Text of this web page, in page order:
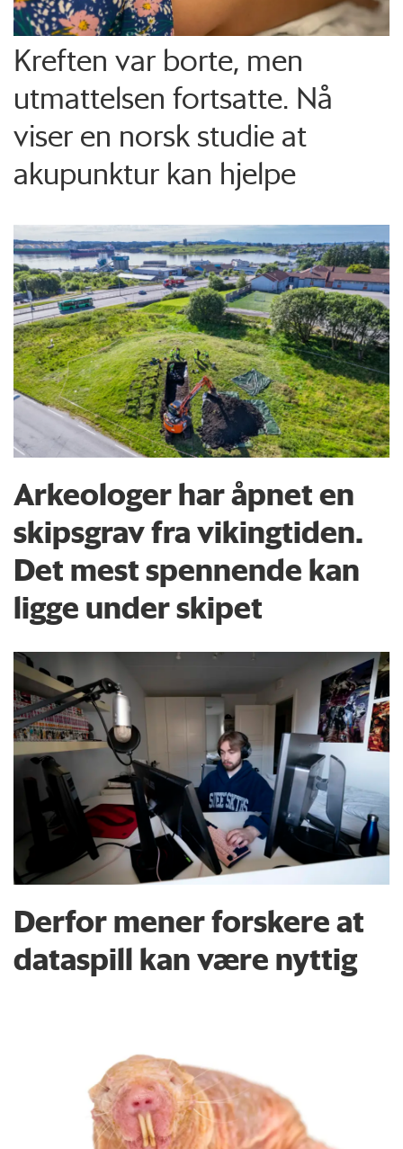
Kreften var borte, men
utmattelsen fortsatte. Nå
viser en norsk studie at
akupunktur kan hjelpe
Arkeologer har åpnet en
skipsgrav fra vikingtiden.
Det mest spennende kan
ligge under skipet
Derfor mener forskere at
dataspill kan være nyttig